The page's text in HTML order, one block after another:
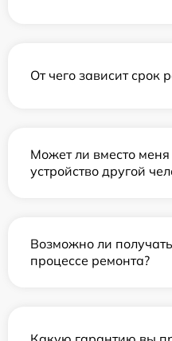
От чего зависит срок
Может ли вместо меня
устройство другой
Возможно ли
процессе ремонта?